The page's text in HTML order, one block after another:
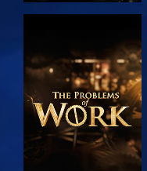
SERIE
ENTDECKEN